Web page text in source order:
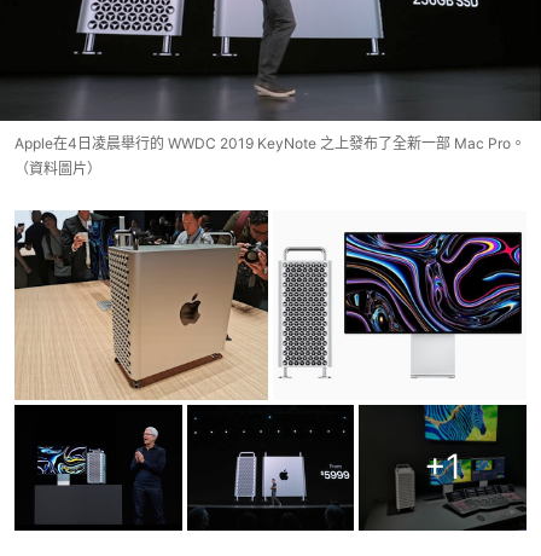
Apple在4日凌晨舉行的 WWDC 2019 KeyNote 之上發布了全新一部 Mac Pro。
（資料圖片）
+1